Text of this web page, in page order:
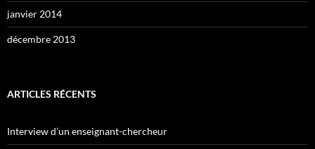
janvier 2014
décembre 2013
ARTICLES RÉCENTS
Interview d’un enseignant-chercheur